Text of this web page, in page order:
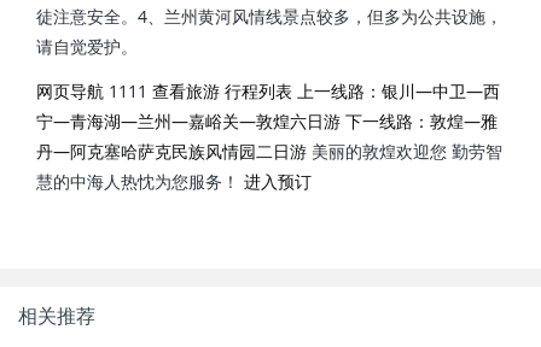
徒注意安全。4、兰州黄河风情线景点较多，但多为公共设施，
请自觉爱护。
网页导航 1111 查看旅游 行程列表 上一线路：银川—中卫—西
宁—青海湖—兰州—嘉峪关—敦煌六日游 下一线路：敦煌—雅
丹—阿克塞哈萨克民族风情园二日游 美丽的敦煌欢迎您 勤劳智
慧的中海人热忱为您服务！ 进入预订
相关推荐